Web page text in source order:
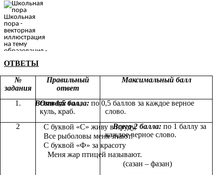
ОТВЕТЫ
№
задания
Правильный
ответ
Максимальный балл
1. Ответ:гол,
куль, краб.
Всего 1,5 балла: по 0,5 баллов за каждое верное
слово.
2
С буквой «С» живу в пруду,
Все рыболовы меня знают.
С буквой «Ф» за красоту
Меня жар птицей называют.
(сазан – фазан)
Всего 2 балла: по 1 баллу за
каждое верное слово.